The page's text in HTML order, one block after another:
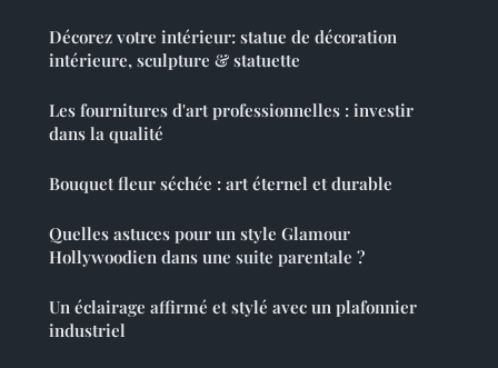
Décorez votre intérieur: statue de décoration
intérieure, sculpture & statuette
Les fournitures d'art professionnelles : investir
dans la qualité
Bouquet fleur séchée : art éternel et durable
Quelles astuces pour un style Glamour
Hollywoodien dans une suite parentale ?
Un éclairage affirmé et stylé avec un plafonnier
industriel